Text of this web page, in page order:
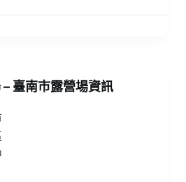
臺南市露營場資訊